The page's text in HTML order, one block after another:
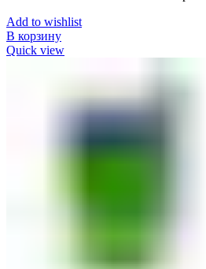
Add to wishlist
В корзину
Quick view